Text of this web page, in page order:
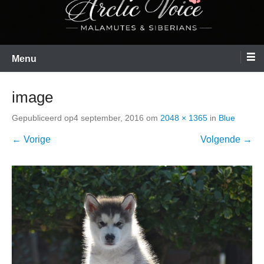
Menu
image
Gepubliceerd op4 september, 2016 om 2048 × 1365 in Blue
← Vorige Volgende →